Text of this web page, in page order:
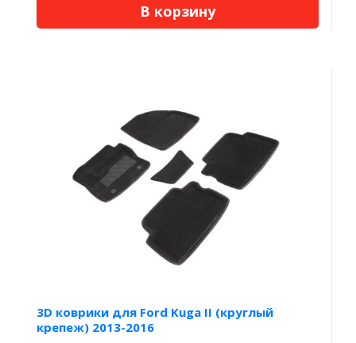
В корзину
3D коврики для Ford Kuga II (круглый
крепеж) 2013-2016